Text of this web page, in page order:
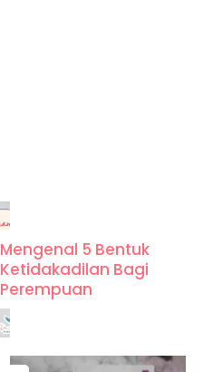
Mengenal 5 Bentuk
Ketidakadilan Bagi
Perempuan